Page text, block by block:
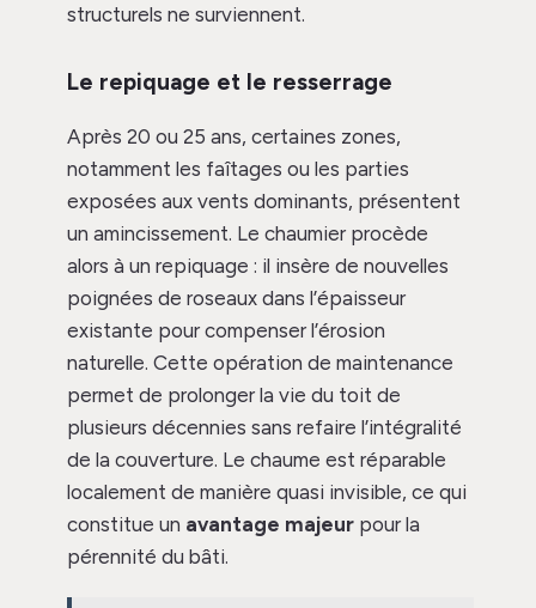
structurels ne surviennent.
Le repiquage et le resserrage
Après 20 ou 25 ans, certaines zones,
notamment les faîtages ou les parties
exposées aux vents dominants, présentent
un amincissement. Le chaumier procède
alors à un repiquage : il insère de nouvelles
poignées de roseaux dans l’épaisseur
existante pour compenser l’érosion
naturelle. Cette opération de maintenance
permet de prolonger la vie du toit de
plusieurs décennies sans refaire l’intégralité
de la couverture. Le chaume est réparable
localement de manière quasi invisible, ce qui
constitue un avantage majeur pour la
pérennité du bâti.